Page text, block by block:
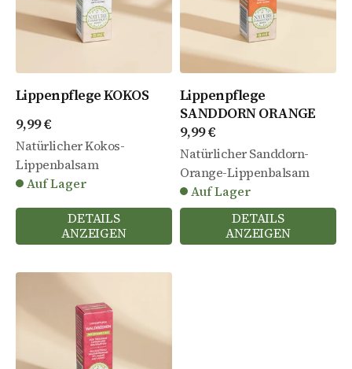
Lippenpflege KOKOS
Angebot
9,99 €
Natürlicher Kokos-
Lippenbalsam
Auf Lager
DETAILS
ANZEIGEN
Lippenpflege
SANDDORN ORANGE
Angebot
9,99 €
Natürlicher Sanddorn-
Orange-Lippenbalsam
Auf Lager
DETAILS
ANZEIGEN